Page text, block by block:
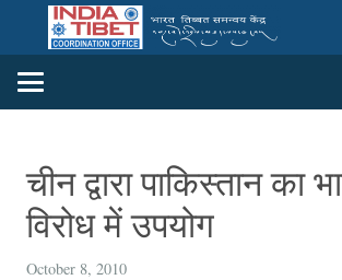
चीन द्वारा पाकिस्तान का
विरोध में उपयोग
October 8, 2010